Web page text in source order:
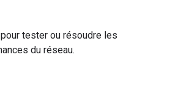
tester ou résoudre les
du réseau.